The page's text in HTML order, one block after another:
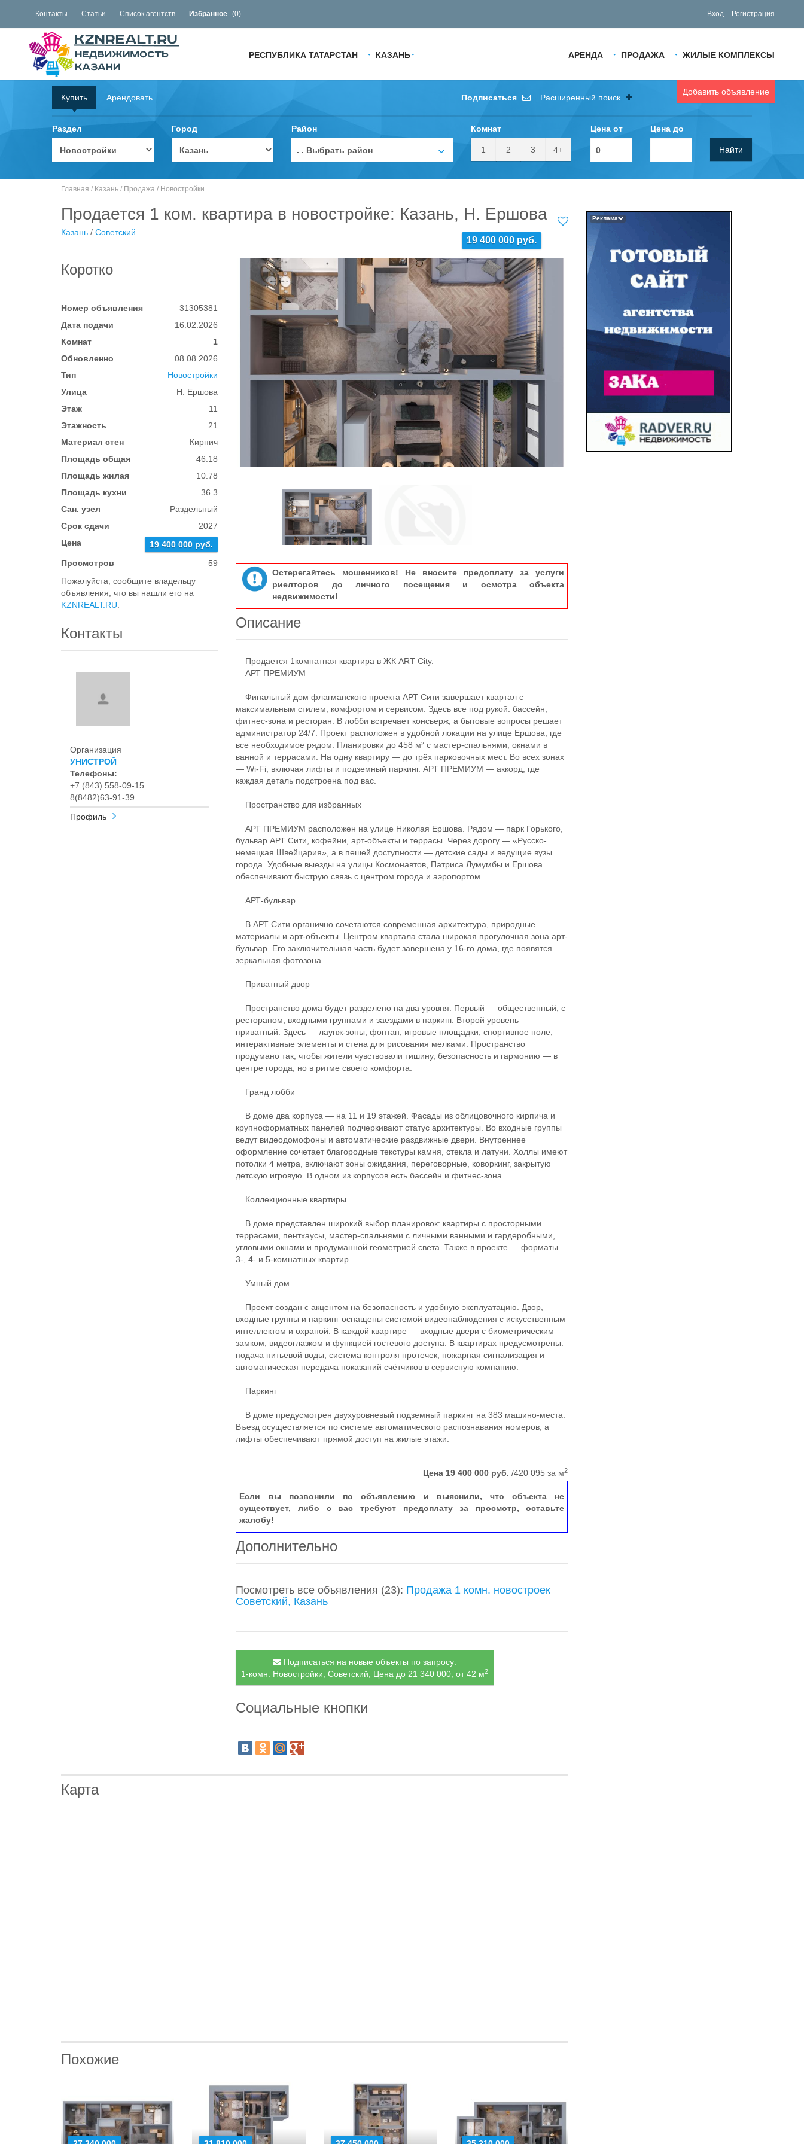
Контакты Статьи Список агентств Избранное (0) Вход Регистрация
АРЕНДА ПРОДАЖА ЖИЛЫЕ КОМПЛЕКСЫ
РЕСПУБЛИКА ТАТАРСТАН КАЗАНЬ
Добавить объявление
Купить Арендовать Подписаться Расширенный поиск
Раздел Город Район
. . Выбрать район
Комнат
1 2 3 4+
Цена от Цена до
Найти
Главная / Казань / Продажа / Новостройки
Продается 1 ком. квартира в новостройке: Казань, Н. Ершова
19 400 000 руб.
Казань / Советский
Коротко
Номер объявления
31305381
Дата подачи
16.02.2026
Комнат
1
Обновленно
08.08.2026
Тип
Новостройки
Улица
Н. Ершова
Этаж
11
Этажность
21
Материал стен
Кирпич
Площадь общая
46.18
Площадь жилая
10.78
Площадь кухни
36.3
Сан. узел
Раздельный
Срок сдачи
2027
Цена
19 400 000 руб.
Просмотров
59
Пожалуйста, сообщите владельцу
объявления, что вы нашли его на
KZNREALT.RU
Контакты
Организация
УНИСТРОЙ
Телефоны:
+7 (843) 558-09-15
8(8482)63-91-39
Профиль
Остерегайтесь мошенников! Не вносите предоплату за услуги
риелторов до личного посещения и осмотра объекта
недвижимости!
Описание
Продается 1комнатная квартира в ЖК ART City.
АРТ ПРЕМИУМ
Финальный дом флагманского проекта АРТ Сити завершает квартал с
максимальным стилем, комфортом и сервисом. Здесь все под рукой: бассейн,
фитнес-зона и ресторан. В лобби встречает консьерж, а бытовые вопросы решает
администратор 24/7. Проект расположен в удобной локации на улице Ершова, где
все необходимое рядом. Планировки до 458 м² с мастер-спальнями, окнами в
ванной и террасами. На одну квартиру — до трёх парковочных мест. Во всех зонах
— Wi-Fi, включая лифты и подземный паркинг. АРТ ПРЕМИУМ — аккорд, где
каждая деталь подстроена под вас.
Пространство для избранных
АРТ ПРЕМИУМ расположен на улице Николая Ершова. Рядом — парк Горького,
бульвар АРТ Сити, кофейни, арт-объекты и террасы. Через дорогу — «Русско-
немецкая Швейцария», а в пешей доступности — детские сады и ведущие вузы
города. Удобные выезды на улицы Космонавтов, Патриса Лумумбы и Ершова
обеспечивают быструю связь с центром города и аэропортом.
АРТ-бульвар
В АРТ Сити органично сочетаются современная архитектура, природные
материалы и арт-объекты. Центром квартала стала широкая прогулочная зона арт-
бульвар. Его заключительная часть будет завершена у 16-го дома, где появятся
зеркальная фотозона.
Приватный двор
Пространство дома будет разделено на два уровня. Первый — общественный, с
рестораном, входными группами и заездами в паркинг. Второй уровень —
приватный. Здесь — лаунж-зоны, фонтан, игровые площадки, спортивное поле,
интерактивные элементы и стена для рисования мелками. Пространство
продумано так, чтобы жители чувствовали тишину, безопасность и гармонию — в
центре города, но в ритме своего комфорта.
Гранд лобби
В доме два корпуса — на 11 и 19 этажей. Фасады из облицовочного кирпича и
крупноформатных панелей подчеркивают статус архитектуры. Во входные группы
ведут видеодомофоны и автоматические раздвижные двери. Внутреннее
оформление сочетает благородные текстуры камня, стекла и латуни. Холлы имеют
потолки 4 метра, включают зоны ожидания, переговорные, коворкинг, закрытую
детскую игровую. В одном из корпусов есть бассейн и фитнес-зона.
Коллекционные квартиры
В доме представлен широкий выбор планировок: квартиры с просторными
террасами, пентхаусы, мастер-спальнями с личными ванными и гардеробными,
угловыми окнами и продуманной геометрией света. Также в проекте — форматы
3-, 4- и 5-комнатных квартир.
Умный дом
Проект создан с акцентом на безопасность и удобную эксплуатацию. Двор,
входные группы и паркинг оснащены системой видеонаблюдения с искусственным
интеллектом и охраной. В каждой квартире — входные двери с биометрическим
замком, видеоглазком и функцией гостевого доступа. В квартирах предусмотрены:
подача питьевой воды, система контроля протечек, пожарная сигнализация и
автоматическая передача показаний счётчиков в сервисную компанию.
Паркинг
В доме предусмотрен двухуровневый подземный паркинг на 383 машино-места.
Въезд осуществляется по системе автоматического распознавания номеров, а
лифты обеспечивают прямой доступ на жилые этажи.
Цена 19 400 000 руб. /420 095 за м2
Если вы позвонили по объявлению и выяснили, что объекта не
существует, либо с вас требуют предоплату за просмотр, оставьте
жалобу!
Дополнительно
Посмотреть все объявления (23): Продажа 1 комн. новостроек
Советский, Казань
Подписаться на новые объекты по запросу:
1-комн. Новостройки, Советский, Цена до 21 340 000, от 42 м2
Социальные кнопки
Карта
Похожие
Реклама